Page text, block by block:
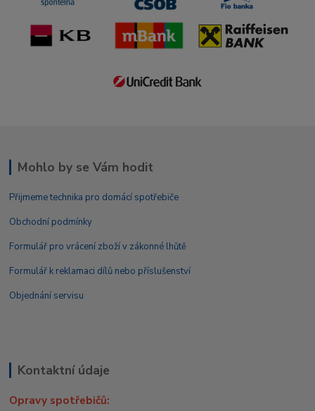
Mohlo by se Vám hodit
Přijmeme technika pro domácí spotřebiče
Obchodní podmínky
Formulář pro vrácení zboží v zákonné lhůtě
Formulář k reklamaci dílů nebo příslušenství
Objednání servisu
Kontaktní údaje
Opravy spotřebičů: